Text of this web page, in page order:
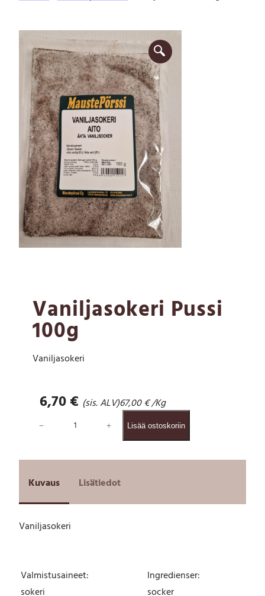
Vaniljasokeri Pussi
100g
Vaniljasokeri
6,70€ (sis. ALV)67,00€/Kg
j
a
s
k
P
u
− + Lisää ostoskoriin
Kuvaus Lisätiedot
Vaniljasokeri
Valmistusaineet:
Ingredienser:
sokeri
socker